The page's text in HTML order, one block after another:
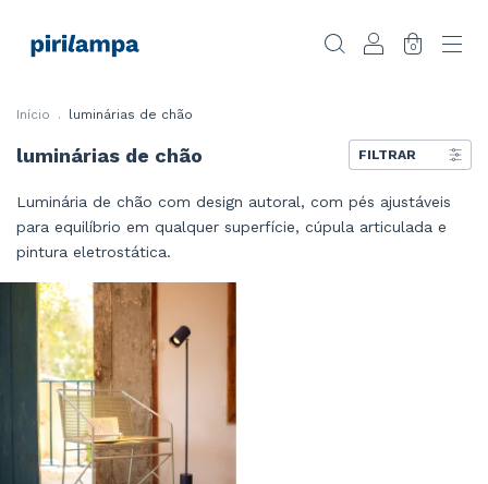
0
Início . luminárias de chão
luminárias de chão FILTRAR
Luminária de chão com design autoral, com pés ajustáveis
para equilíbrio em qualquer superfície, cúpula articulada e
pintura eletrostática.